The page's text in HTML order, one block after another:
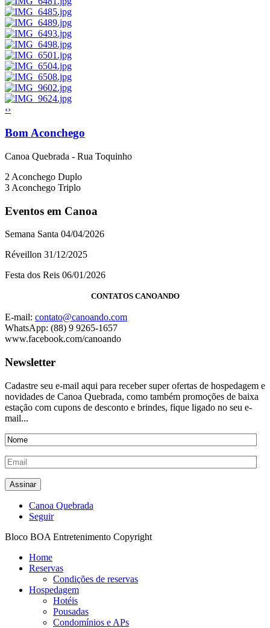
‹›
Bom Aconchego
Canoa Quebrada - Rua Toquinho
2 Aconchego Duplo
3 Aconchego Triplo
Eventos em Canoa
Semana Santa 04/04/2026
Réveillon 31/12/2025
Festa dos Reis 06/01/2026
CONTATOS CANOANDO
E-mail: contato@canoando.com
WhatsApp: (88) 9 9265-1657
www.facebook.com/canoando
Newsletter
Cadastre seu e-mail aqui para receber super ofertas de hospedagem e
novidades de Canoa Quebrada, como também promoções de baixa
estação com cupons de desconto e brindes, fique ligado no seu e-
mail...
Canoa Quebrada
Seguir
Bloco BOA Entretenimento Copyright
Home
Reservas
Condições de reservas
Hospedagem
Hotéis
Pousadas
Condomínios e APs